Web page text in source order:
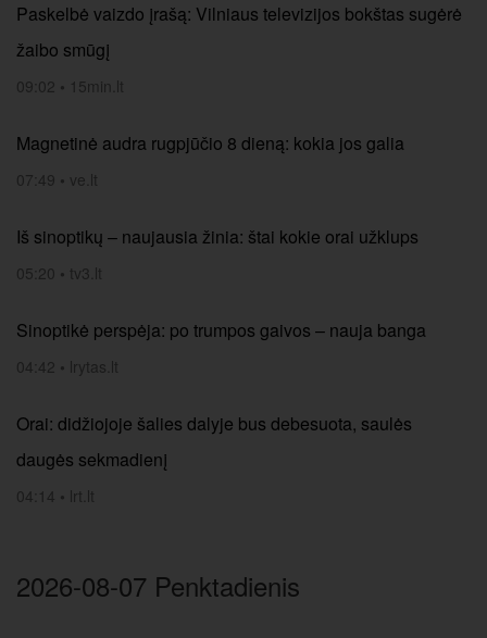
Paskelbė vaizdo įrašą: Vilniaus televizijos bokštas sugėrė
žaibo smūgį
09:02 • 15min.lt
Magnetinė audra rugpjūčio 8 dieną: kokia jos galia
07:49 • ve.lt
Iš sinoptikų – naujausia žinia: štai kokie orai užklups
05:20 • tv3.lt
Sinoptikė perspėja: po trumpos gaivos – nauja banga
04:42 • lrytas.lt
Orai: didžiojoje šalies dalyje bus debesuota, saulės
daugės sekmadienį
04:14 • lrt.lt
2026-08-07 Penktadienis